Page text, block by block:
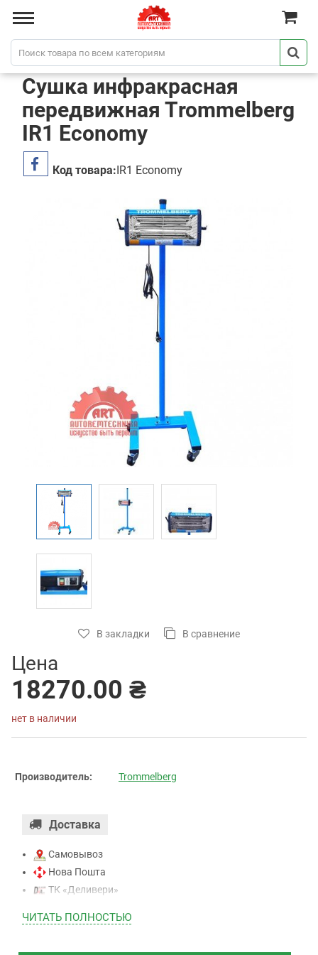
Сушка инфракрасная
передвижная Тrommelberg
IR1 Economy
Код товара:IR1 Economy
В закладки В сравнение
Цена
18270.00 ₴
нет в наличии
Производитель: Trommelberg
Доставка
Самовывоз
Нова Пошта
ТК «Деливери»
ТК “Justin”
ЧИТАТЬ ПОЛНОСТЬЮ